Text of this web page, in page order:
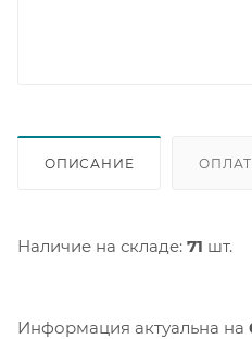
ОПИСАНИЕ
Наличие на складе: 71 шт.
Информация актуальна на